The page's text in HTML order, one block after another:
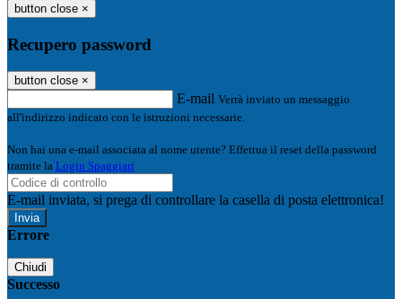
button close ×
Recupero password
button close ×
E-mail Verrà inviato un messaggio
all'indirizzo indicato con le istruzioni necessarie.
Non hai una e-mail associata al nome utente? Effettua il reset della password
tramite la Login Spaggiari
E-mail inviata, si prega di controllare la casella di posta elettronica!
Errore
Chiudi
Successo